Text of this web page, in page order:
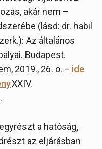
akár nem –
(lásd: dr. habil
Az általános
Budapest.
2019., 26. o. – ide
XXIV.
a hatóság,
az eljárásban